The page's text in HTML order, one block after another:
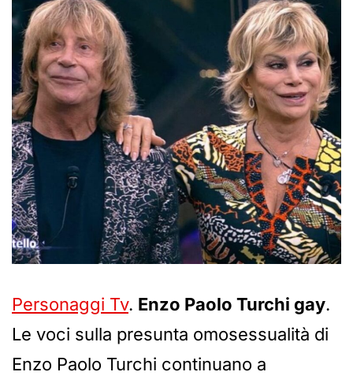
Personaggi Tv. Enzo Paolo Turchi gay.
Le voci sulla presunta omosessualità di
Enzo Paolo Turchi continuano a